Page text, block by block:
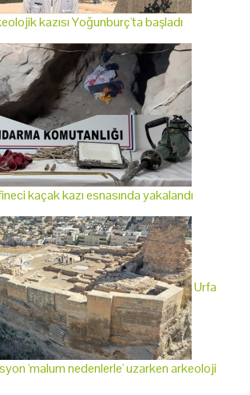
kazısı Yoğunburç'ta başladı
kaçak kazı esnasında yakalandı
Urfa
'malum nedenlerle' uzarken arkeoloji